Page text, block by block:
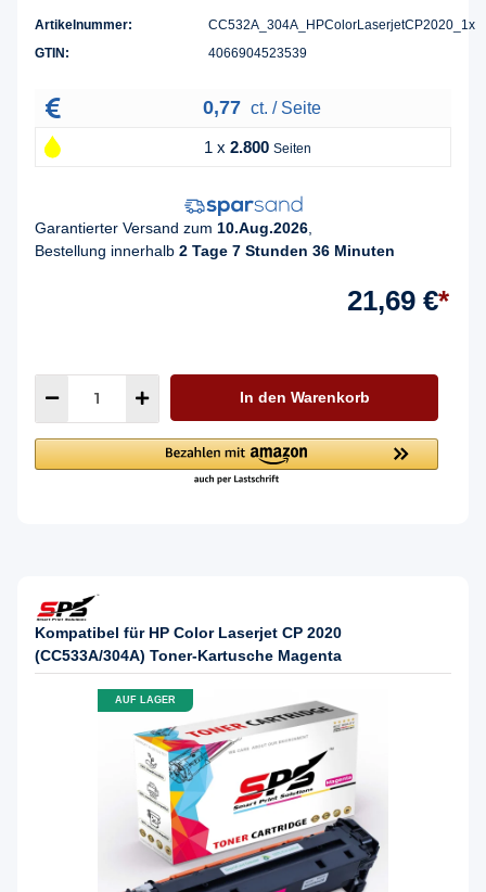
Artikelnummer:
CC532A_304A_HPColorLaserjetCP2020_1x
GTIN:
4066904523539
0,77 ct. / Seite
1 x 2.800 Seiten
Garantierter Versand zum 10.Aug.2026
Bestellung innerhalb 2 Tage 7 Stunden 36 Minuten
21,69 €*
In den Warenkorb
Kompatibel für HP Color Laserjet CP 2020
(CC533A/304A) Toner-Kartusche Magenta
AUF LAGER